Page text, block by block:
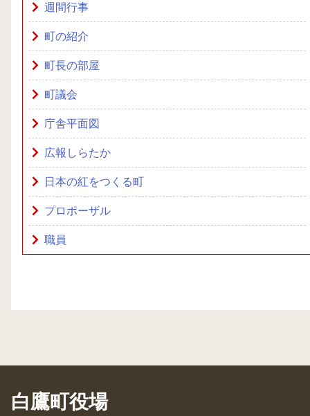
週間行事
町の紹介
町長の部屋
町議会
庁舎平面図
広報しらたか
日本の紅をつくる町
プロポーザル
職員
白鷹町役場